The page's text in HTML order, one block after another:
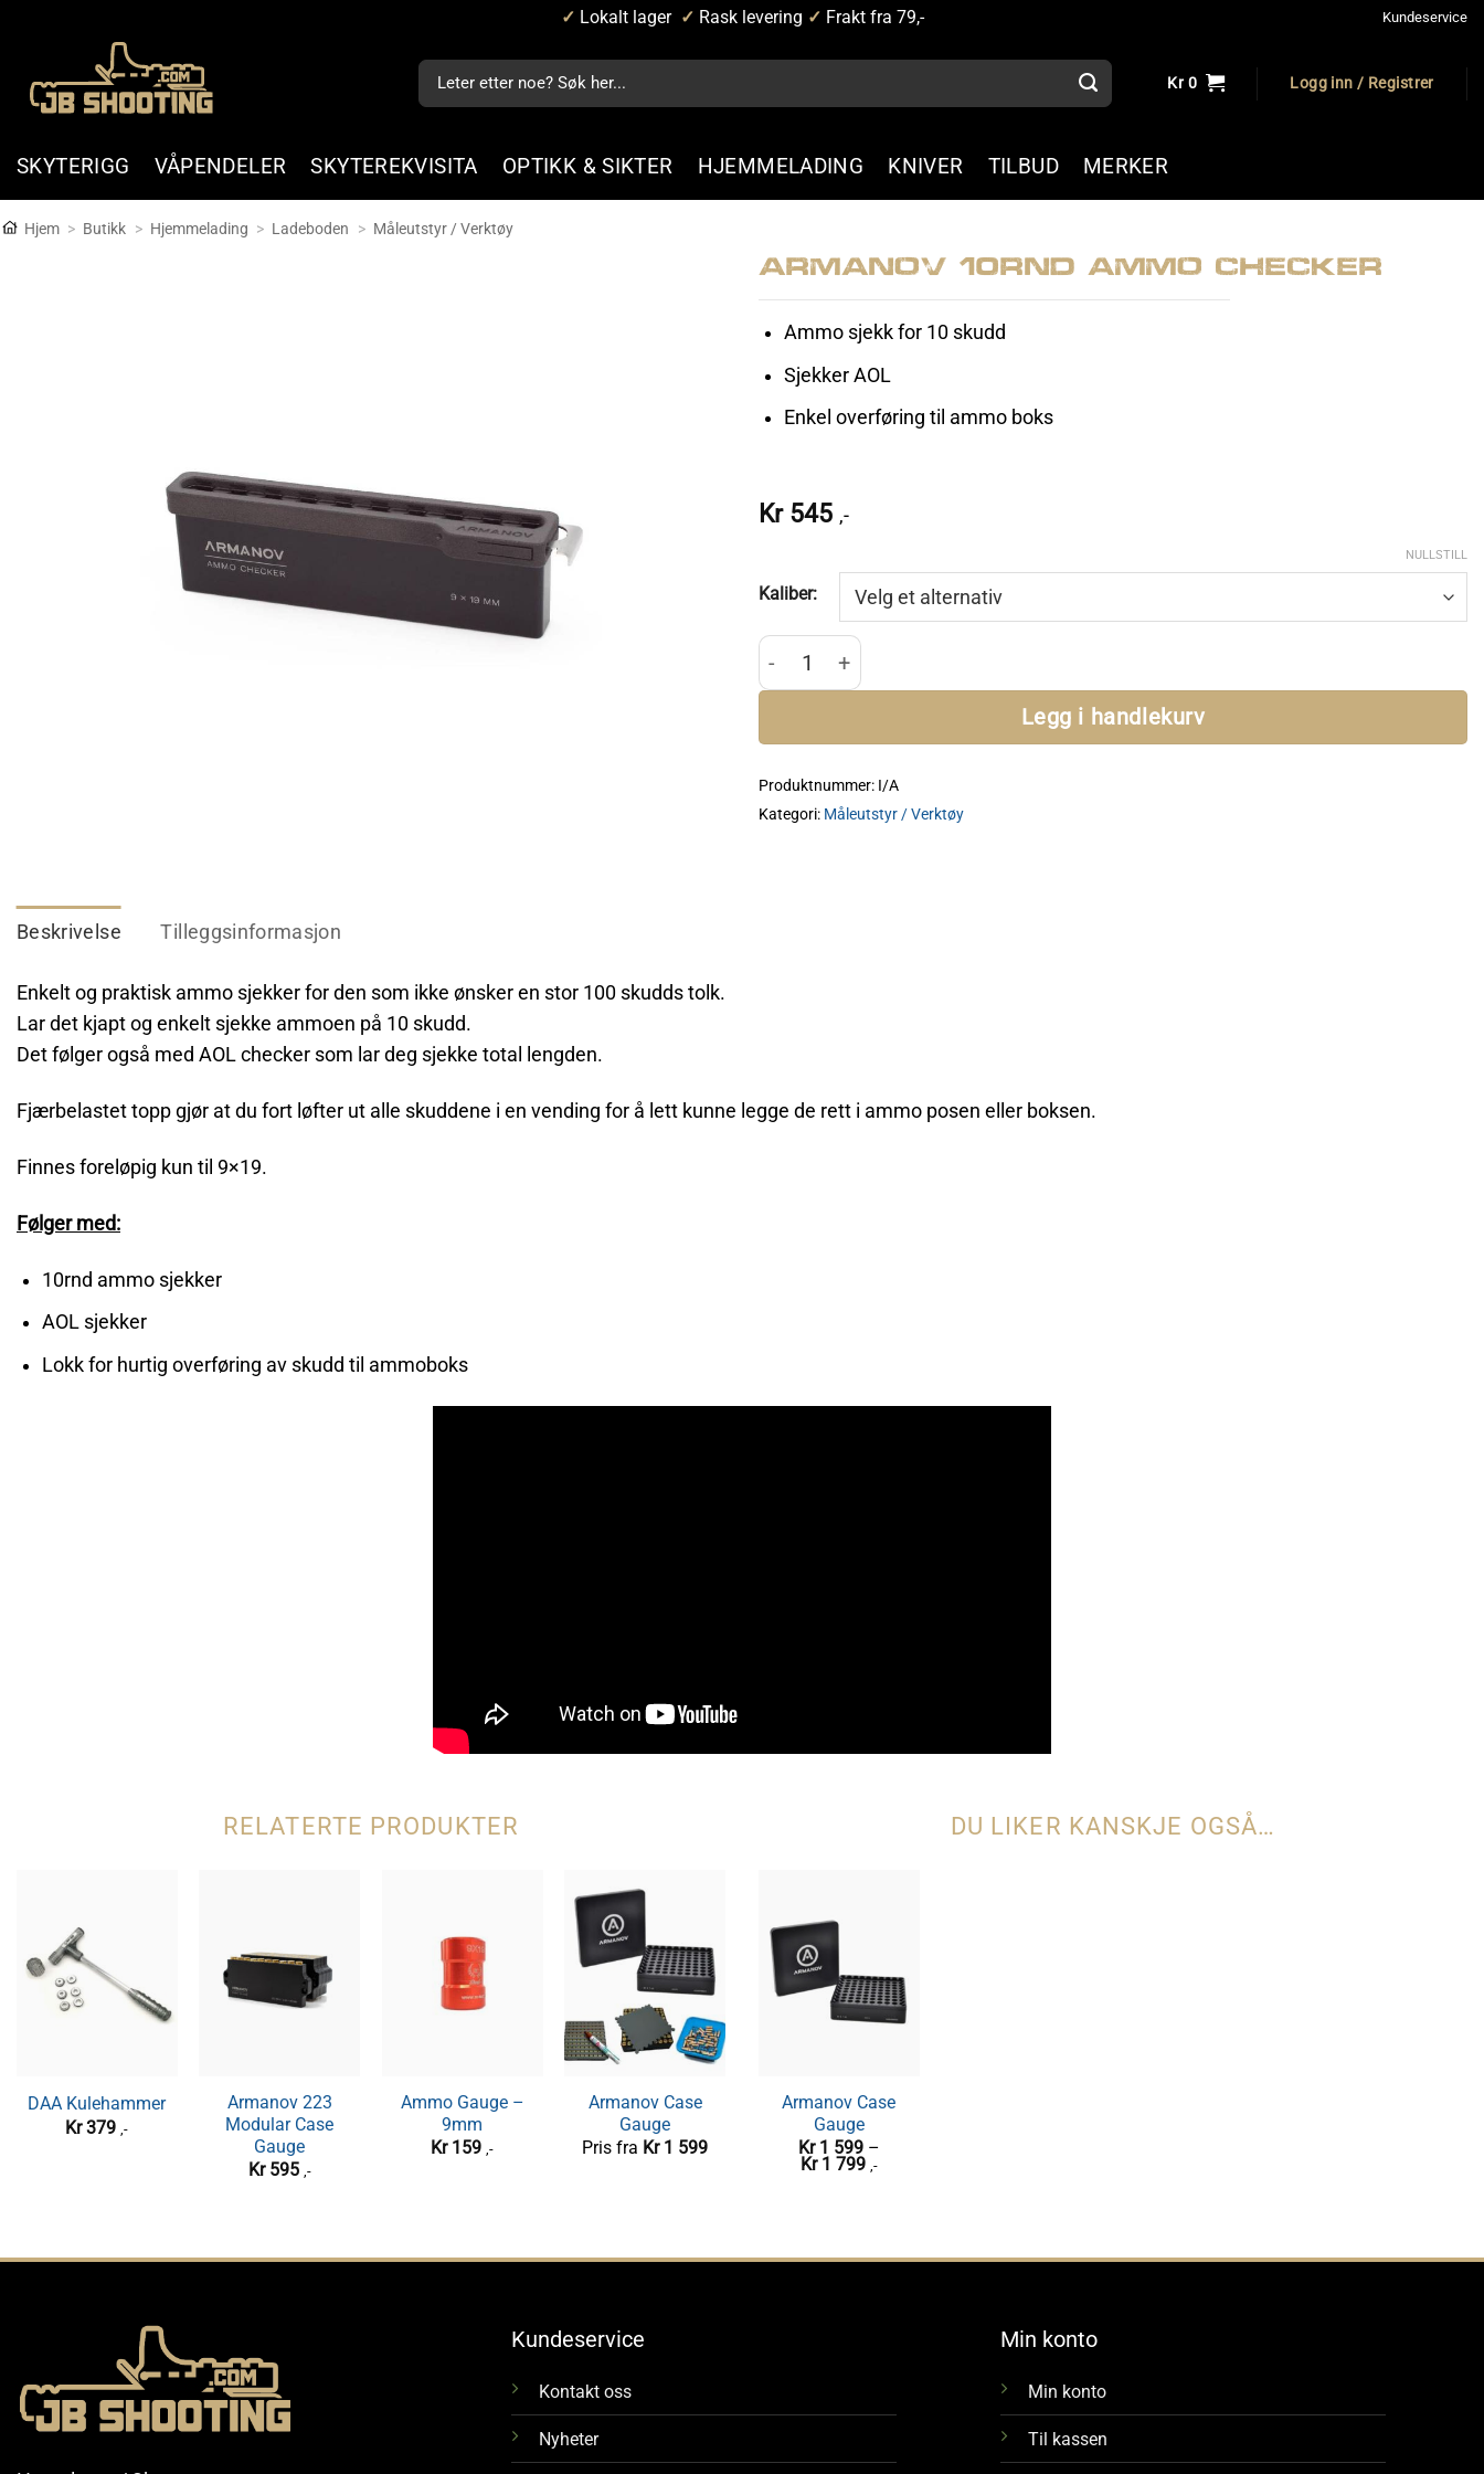
content
✓ Lokalt lager ✓ Rask levering ✓ Frakt fra 79,- Kundeservice
Søk
etter:
Kr0 Logg inn / Registrer
SKYTERIGG VÅPENDELER SKYTEREKVISITA OPTIKK & SIKTER HJEMMELADING KNIVER TILBUD MERKER
Hjem > Butikk > Hjemmelading > Ladeboden > Måleutstyr / Verktøy
Armanov 10rnd Ammo Checker
Ammo sjekk for 10 skudd
Sjekker AOL
Enkel overføring til ammo boks
Kr 545 ,-
Kaliber:
NULLSTILL
Armanov 10rnd Ammo Checker antall
Legg i handlekurv
Produktnummer: I/A
Kategori: Måleutstyr / Verktøy
Beskrivelse Tilleggsinformasjon
Enkelt og praktisk ammo sjekker for den som ikke ønsker en stor 100 skudds tolk.
Lar det kjapt og enkelt sjekke ammoen på 10 skudd.
Det følger også med AOL checker som lar deg sjekke total lengden.
Fjærbelastet topp gjør at du fort løfter ut alle skuddene i en vending for å lett kunne legge de rett i ammo posen eller boksen.
Finnes foreløpig kun til 9×19.
Følger med:
10rnd ammo sjekker
AOL sjekker
Lokk for hurtig overføring av skudd til ammoboks
RELATERTE PRODUKTER
DAA Kulehammer
Kr379 ,-
Armanov 223
Modular Case
Gauge
Kr 595 ,-
Ammo Gauge –
9mm
Kr 159 ,-
Armanov Case
Gauge
Pris fra Kr 1 599
InLine Powder
Measure Stand
Kr1 499 ,-
DU LIKER KANSKJE OGSÅ…
Armanov Case
Gauge
Kr 1 599 –
Kr 1 799Prisområde:
,-
Kundeservice
Kontakt oss
Nyheter
Min konto
Min konto
Til kassen